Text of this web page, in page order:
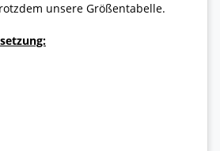
unsere Größentabelle.